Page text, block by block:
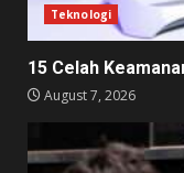
Teknologi
15 Celah
August 7, 2026